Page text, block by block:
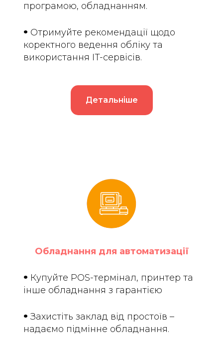
програмою, обладнанням.
• Отримуйте рекомендації щодо
коректного ведення обліку та
використання IT-сервісів.
Детальніше
Обладнання для автоматизації
• Купуйте POS-термінал, принтер та
інше обладнання з гарантією
• Захистіть заклад від простоїв –
надаємо підмінне обладнання.